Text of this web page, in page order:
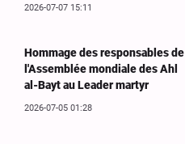
2026-07-07 15:11
Hommage des responsables de
l'Assemblée mondiale des Ahl
al-Bayt au Leader martyr
2026-07-05 01:28